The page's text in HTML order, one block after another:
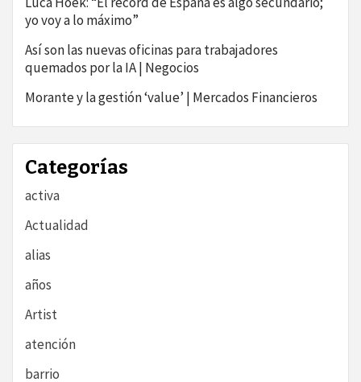
yo voy a lo máximo”
Así son las nuevas oficinas para trabajadores
quemados por la IA | Negocios
Morante y la gestión ‘value’ | Mercados Financieros
Categorías
activa
Actualidad
alias
años
Artist
atención
barrio